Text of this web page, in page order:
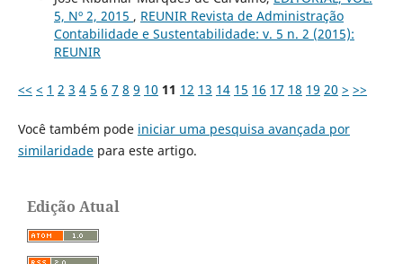
5, Nº 2, 2015 , REUNIR Revista de Administração
Contabilidade e Sustentabilidade: v. 5 n. 2 (2015):
REUNIR
<< < 1 2 3 4 5 6 7 8 9 10 11 12 13 14 15 16 17 18 19 20 > >>
Você também pode iniciar uma pesquisa avançada por
similaridadepara este artigo.
Edição Atual